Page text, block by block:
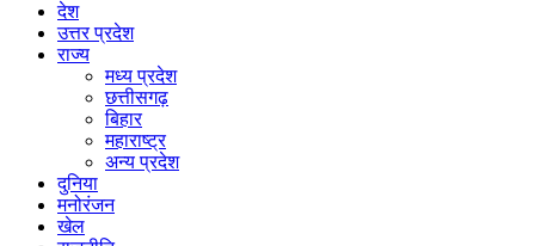
देश
उत्तर प्रदेश
राज्य
मध्य प्रदेश
छत्तीसगढ़
बिहार
महाराष्ट्र
अन्य प्रदेश
दुनिया
मनोरंजन
खेल